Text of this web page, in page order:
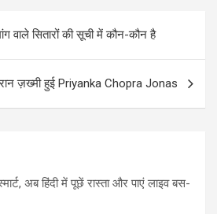
वाले सितारों की सूची में कौन-कौन है
ज़ख्मी हुई Priyanka Chopra Jonas
अब हिंदी में पूछें रास्ता और पाएं लाइव बस-